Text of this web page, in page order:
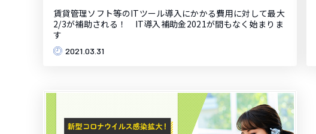
賃貸管理ソフト等のITツール導入にかかる費用に対して最大
2/3が補助される！ IT導入補助金2021が間もなく始まりま
す
2021.03.31